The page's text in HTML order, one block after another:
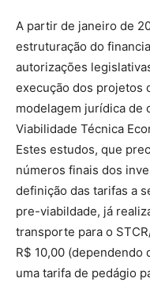
A partir de janeiro de
estruturação do
autorizações
execução dos projetos
modelagem jurídica de
Viabilidade Técnica
Estes estudos, que
números finais dos
definição das tarifas a
pre-viabildade, já
transporte para o
R$ 10,00 (dependendo
uma tarifa de pedágio